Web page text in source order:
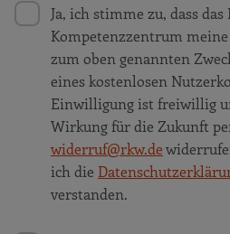
Ja, ich stimme zu, dass das
Kompetenzzentrum
zum oben genannten
eines kostenlosen
Einwilligung ist freiwillig
Wirkung für die Zukunft
widerruf@rkw.de
ich die
verstanden.